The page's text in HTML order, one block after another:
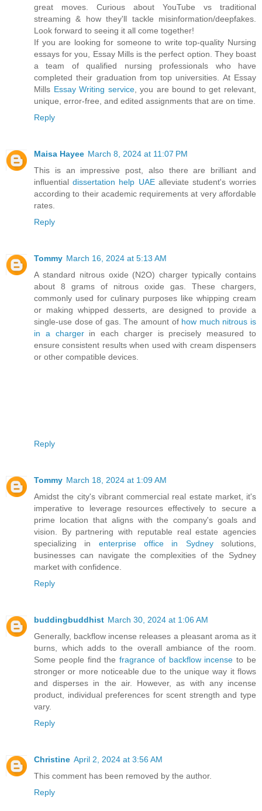
great moves. Curious about YouTube vs traditional
streaming & how they'll tackle misinformation/deepfakes.
Look forward to seeing it all come together!
If you are looking for someone to write top-quality Nursing
essays for you, Essay Mills is the perfect option. They boast
a team of qualified nursing professionals who have
completed their graduation from top universities. At Essay
Mills Essay Writing service, you are bound to get relevant,
unique, error-free, and edited assignments that are on time.
Reply
Maisa Hayee March 8, 2024 at 11:07 PM
This is an impressive post, also there are brilliant and
influentialdissertation help UAEalleviate student's worries
according to their academic requirements at very affordable
rates.
Reply
Tommy March 16, 2024 at 5:13 AM
A standard nitrous oxide (N2O) charger typically contains
about 8 grams of nitrous oxide gas. These chargers,
commonly used for culinary purposes like whipping cream
or making whipped desserts, are designed to provide a
single-use dose of gas. The amount of how much nitrous is
in a chargerin each charger is precisely measured to
ensure consistent results when used with cream dispensers
or other compatible devices.
Reply
Tommy March 18, 2024 at 1:09 AM
Amidst the city's vibrant commercial real estate market, it's
imperative to leverage resources effectively to secure a
prime location that aligns with the company's goals and
vision. By partnering with reputable real estate agencies
specializing in enterprise office in Sydneysolutions,
businesses can navigate the complexities of the Sydney
market with confidence.
Reply
buddingbuddhist March 30, 2024 at 1:06 AM
Generally, backflow incense releases a pleasant aroma as it
burns, which adds to the overall ambiance of the room.
Some people find thefragrance of backflow incense to be
stronger or more noticeable due to the unique way it flows
and disperses in the air. However, as with any incense
product, individual preferences for scent strength and type
vary.
Reply
Christine April 2, 2024 at 3:56 AM
This comment has been removed by the author.
Reply